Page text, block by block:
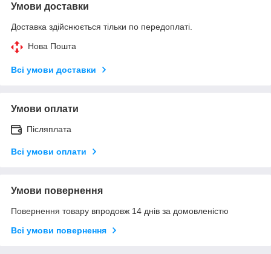
Умови доставки
Доставка здійснюється тільки по передоплаті.
Нова Пошта
Всі умови доставки
Умови оплати
Післяплата
Всі умови оплати
Умови повернення
Повернення товару впродовж 14 днів за домовленістю
Всі умови повернення